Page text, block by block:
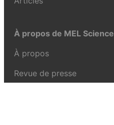
À propos de MEL Science
À propos
Revue de presse